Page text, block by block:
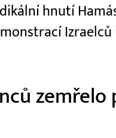
hnutí